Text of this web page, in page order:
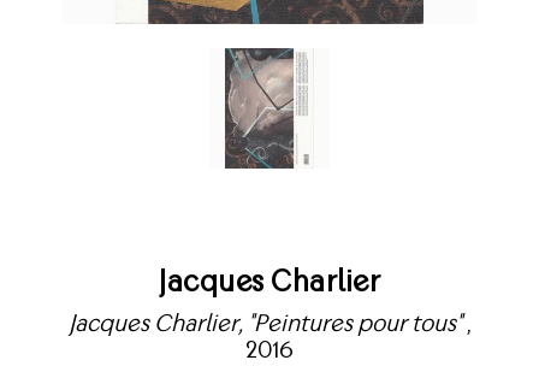
Jacques Charlier
Jacques Charlier, "Peintures pour tous",
2016